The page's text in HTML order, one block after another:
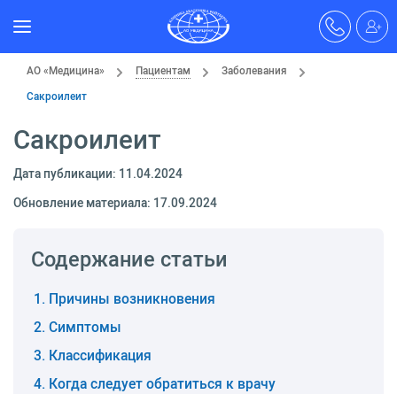
АО «Медицина» Пациентам
Заболевания
Сакроилеит
Сакроилеит
Дата публикации: 11.04.2024
Обновление материала: 17.09.2024
Содержание статьи
Причины возникновения
Симптомы
Классификация
Когда следует обратиться к врачу